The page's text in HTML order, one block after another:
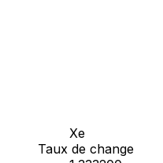
Xe
Taux de change